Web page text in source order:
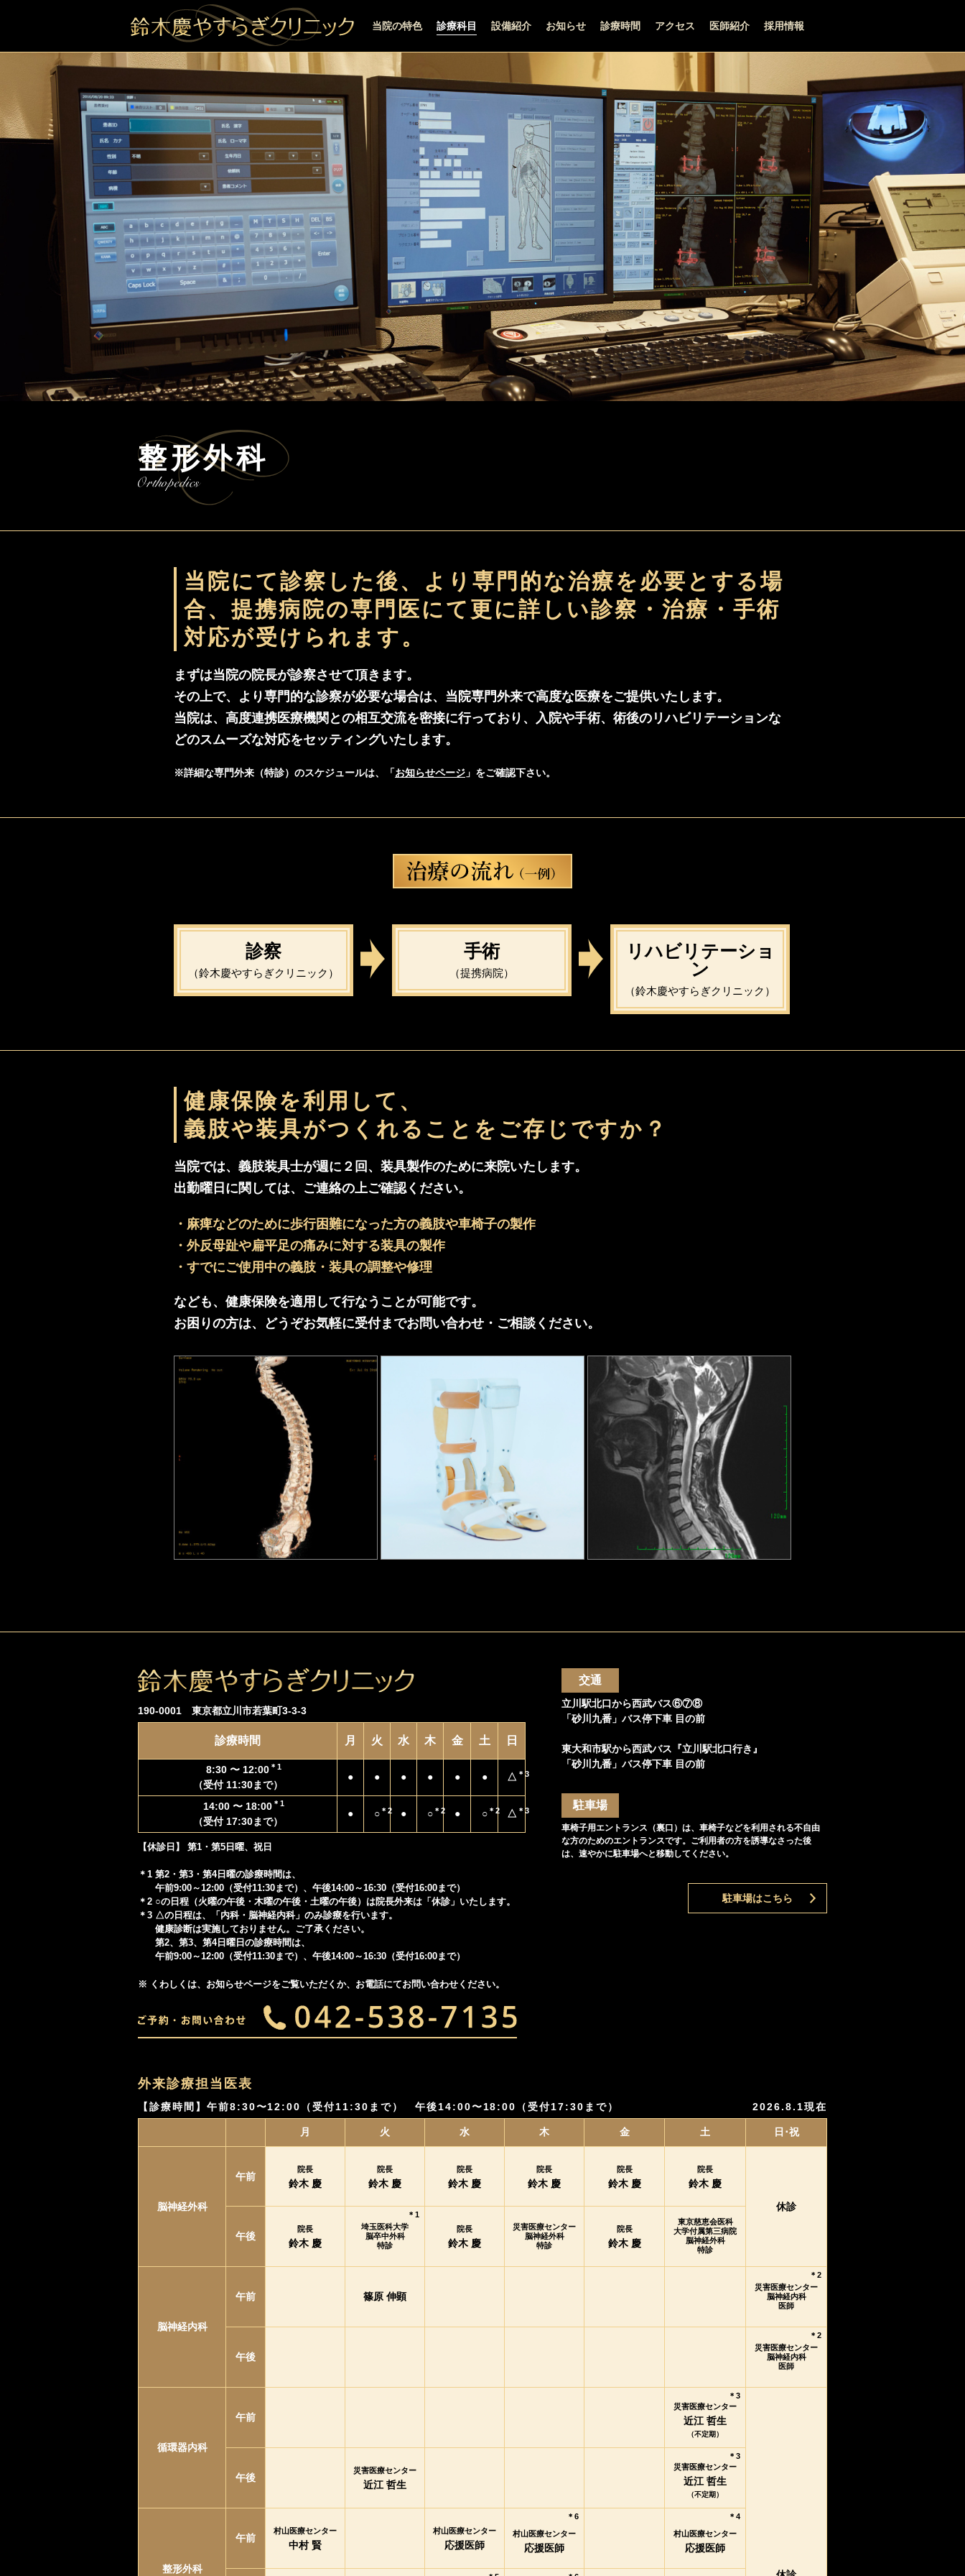
当院の特色 診療科目
脳ドック
内科
整形外科
リハビリテーション科
通所リハビリテーション
訪問看護・訪問リハビリ
居宅サービス
設備紹介 お知らせ
動画紹介
診療時間 アクセス 医師紹介 採用情報
整形外科
当院にて診察した後、より専門的な治療を必要とする場
合、提携病院の専門医にて更に詳しい診察・治療・手術
対応が受けられます。
まずは当院の院長が診察させて頂きます。
その上で、より専門的な診察が必要な場合は、当院専門外来で高度な医療をご提供いたします。
当院は、高度連携医療機関との相互交流を密接に行っており、入院や手術、術後のリハビリテーションな
どのスムーズな対応をセッティングいたします。
※詳細な専門外来（特診）のスケジュールは、「お知らせページ 」をご確認下さい。
診察
（鈴木慶やすらぎクリニック）
手術
（提携病院）
リハビリテーショ
ン
（鈴木慶やすらぎクリニック）
健康保険を利用して、
義肢や装具がつくれることをご存じですか？
当院では、義肢装具士が週に２回、装具製作のために来院いたします。
出勤曜日に関しては、ご連絡の上ご確認ください。
・麻痺などのために歩行困難になった方の義肢や車椅子の製作
・外反母趾や扁平足の痛みに対する装具の製作
・すでにご使用中の義肢・装具の調整や修理
なども、健康保険を適用して行なうことが可能です。
お困りの方は、どうぞお気軽に受付までお問い合わせ・ご相談ください。
190-0001 東京都立川市若葉町3-3-3
診療時間 月 火 水 木 金 土 日
8:30 〜 12:00 ＊1
（受付 11:30まで）
● ● ● ● ● ● △ ＊3
14:00 〜 18:00 ＊1
（受付 17:30まで）
● ○ ＊2 ● ○ ＊2 ● ○ ＊2 △ ＊3
【休診日】 第1・第5日曜、祝日
＊1 第2・第3・第4日曜の診療時間は、
午前9:00～12:00（受付11:30まで）、午後14:00～16:30（受付16:00まで）
＊2 ○の日程（火曜の午後・木曜の午後・土曜の午後）は院長外来は「休診」いたします。
＊3 △の日程は、「内科・脳神経内科」のみ診療を行います。
健康診断は実施しておりません。ご了承ください。
第2、第3、第4日曜日の診療時間は、
午前9:00～12:00（受付11:30まで）、午後14:00～16:30（受付16:00まで）
※ くわしくは、お知らせページをご覧いただくか、お電話にてお問い合わせください。
交通
立川駅北口から西武バス⑥⑦⑧
「砂川九番」バス停下車 目の前
東大和市駅から西武バス『立川駅北口行き』
「砂川九番」バス停下車 目の前
駐車場
車椅子用エントランス（裏口）は、車椅子などを利用される不自由
な方のためのエントランスです。ご利用者の方を誘導なさった後
は、速やかに駐車場へと移動してください。
駐車場はこちら
外来診療担当医表
【診療時間】 午前8:30〜12:00（受付11:30まで） 午後14:00〜18:00（受付17:30まで） 2026.8.1現在
月 火 水 木 金 土 日･祝
脳神経外科
午前
院長
鈴木 慶
院長
鈴木 慶
院長
鈴木 慶
院長
鈴木 慶
院長
鈴木 慶
院長
鈴木 慶
休診
午後
院長
鈴木 慶
＊1
埼玉医科大学
脳卒中外科
特診
院長
鈴木 慶
災害医療センター
脳神経外科
特診
院長
鈴木 慶
東京慈恵会医科
大学付属第三病院
脳神経外科
特診
脳神経内科
午前 篠原 伸顕
＊2
災害医療センター
脳神経内科
医師
午後
＊2
災害医療センター
脳神経内科
医師
循環器内科
午前
＊3
災害医療センター
近江 哲生
（不定期）
午後
災害医療センター
近江 哲生
＊3
災害医療センター
近江 哲生
（不定期）
整形外科
午前
村山医療センター
中村 賢
村山医療センター
応援医師
村山医療センター
応援医師
＊6
村山医療センター
応援医師
＊4